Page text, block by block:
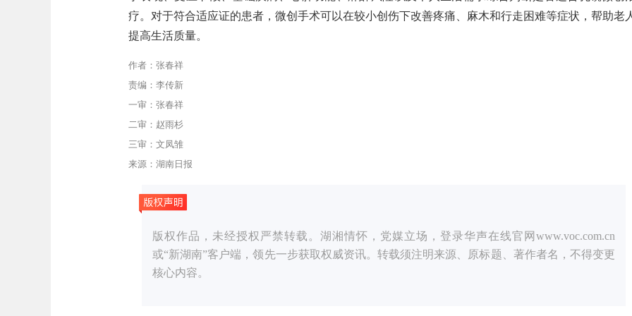
疗。对于符合适应证的患者，微创手术可以在较小创伤下改善疼痛、麻木和行走困难等症状，帮助老
提高生活质量。
作者：张春祥
责编：李传新
一审：张春祥
二审：赵雨杉
三审：文凤雏
来源：湖南日报
版权作品，未经授权严禁转载。湖湘情怀，党媒立场，登录华声在线官网www.voc.com.cn
或“新湖南”客户端，领先一步获取权威资讯。转载须注明来源、原标题、著作者名，不得变更
核心内容。